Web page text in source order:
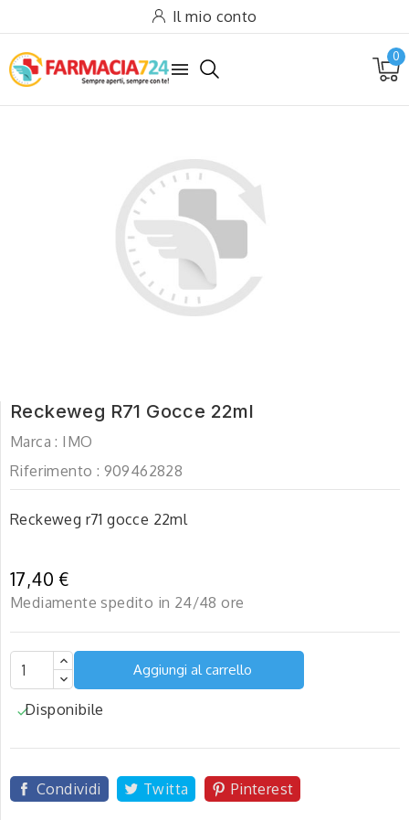
Il mio conto

0
Reckeweg R71 Gocce 22ml
Marca : IMO
Riferimento : 909462828
Reckeweg r71 gocce 22ml
17,40 €
Mediamente spedito in 24/48 ore
Aggiungi al carrello
Disponibile
Condividi Twitta Pinterest